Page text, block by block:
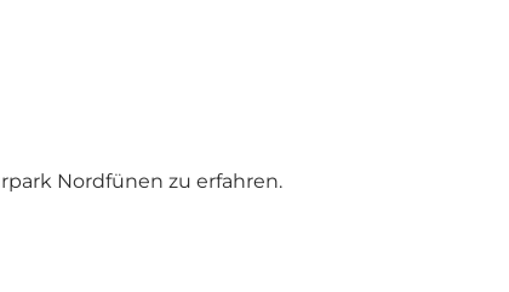
Nordfünen zu erfahren.